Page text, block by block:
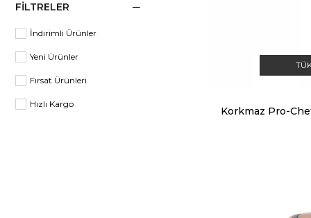
FILTRELER
İndirimli Ürünler
Yeni Ürünler
Fırsat Ürünleri
Hızlı Kargo